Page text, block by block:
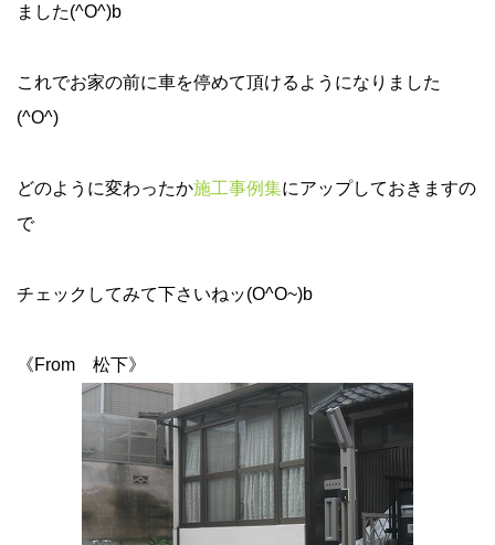
ました(^O^)b
これでお家の前に車を停めて頂けるようになりました
(^O^)
どのように変わったか施工事例集にアップしておきますの
で
チェックしてみて下さいねッ(O^O~)b
《From 松下》